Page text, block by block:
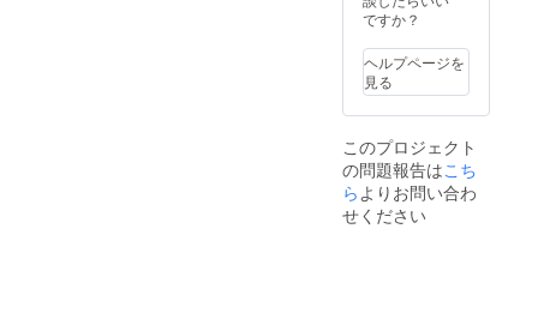
記載く
＜該当
ン＞ ・
「床の
間」へ
支援者
様のお
名前の
立て札
て＞ ・
間：
/31 ・お
名前を
「備考
欄」に
ご記入
くださ
い（15
承くだ
※AWA-
house
の野菜
が万が
の場合
は、自
然栽培
仲間の
お野菜
は事前
させて
いただ
きます
ですか？
ヘルプページを
見る
このプロジェクト
の問題報告はこち
ら よりお問い合わ
せください